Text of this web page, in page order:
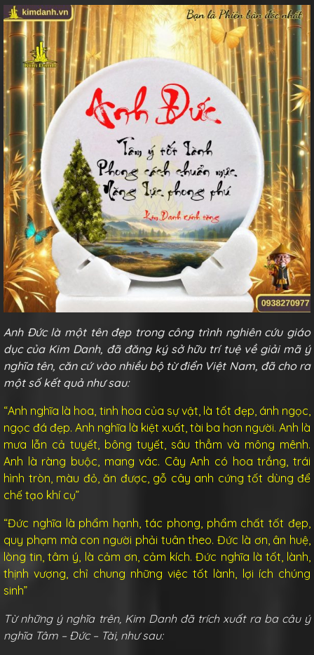
Anh Đức là một tên đẹp trong công trình nghiên cứu giáo
dục của Kim Danh, đã đăng ký sở hữu trí tuệ về giải mã ý
nghĩa tên, căn cứ vào nhiều bộ từ điển Việt Nam, đã cho ra
một số kết quả như sau:
“Anh nghĩa là hoa, tinh hoa của sự vật, là tốt đẹp, ánh ngọc,
ngọc đá đẹp. Anh nghĩa là kiệt xuất, tài ba hơn người. Anh là
mưa lẫn cả tuyết, bông tuyết, sâu thẳm và mông mênh.
Anh là ràng buộc, mang vác. Cây Anh có hoa trắng, trái
hình tròn, màu đỏ, ăn được, gỗ cây anh cứng tốt dùng để
chế tạo khí cụ”
“Đức nghĩa là phẩm hạnh, tác phong, phẩm chất tốt đẹp,
quy phạm mà con người phải tuân theo. Đức là ơn, ân huệ,
lòng tin, tâm ý, là cảm ơn, cảm kích. Đức nghĩa là tốt, lành,
thịnh vượng, chỉ chung những việc tốt lành, lợi ích chúng
sinh”
Từ những ý nghĩa trên, Kim Danh đã trích xuất ra ba câu ý
nghĩa Tâm – Đức – Tài, như sau: